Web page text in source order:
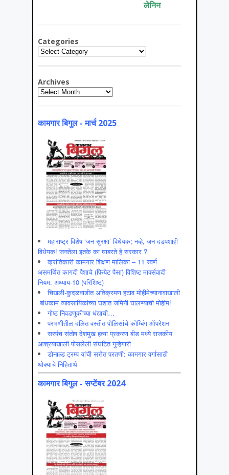
लेनिन
Categories
Categories
Archives
Archives
कामगार बिगुल - मार्च 2025
महाराष्ट्र विशेष ‘जन सुरक्षा’ विधेयक; नव्हे, जन दडपशाही
विधेयक! जनतेला इतके का घाबरते हे सरकार ?
क्रांतिकारी कामगार शिक्षण मालिका – 11 स्वर्ण
असमर्थित कागदी पैशाचे (फियेट पैसा) विशिष्ट मार्क्सवादी
नियम. अध्याय-10 (परिशिष्ट)
चिखली-कुदळवाडीत अतिक्रमण हटाव मोहीमेच्यानावाखाली
बांधकाम व्यावसायिकांच्या घशात जमिनी घालण्याची मोहीम!
गोष्ट निवडणुकीच्या धंद्याची…
परभणीतील दलित वस्तीत पोलिसांचे कोम्बिंग ऑपरेशन
सरपंच संतोष देशमुख हत्या प्रकरण बीड मध्ये राजकीय
आश्रयाखाली पोसलेली संघटित गुन्हेगारी
डोनाल्ड ट्रम्प यांची सत्तेत परतणी: कामगार वर्गासाठी
धोक्याचे निहितार्थ
कामगार बिगुल - सप्टेंबर 2024